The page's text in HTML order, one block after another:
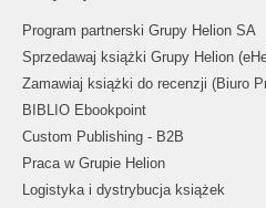
Program partnerski Grupy Helion SA
Sprzedawaj książki Grupy Helion
Zamawiaj książki do recenzji (Biuro
BIBLIO Ebookpoint
Custom Publishing - B2B
Praca w Grupie Helion
Logistyka i dystrybucja książek